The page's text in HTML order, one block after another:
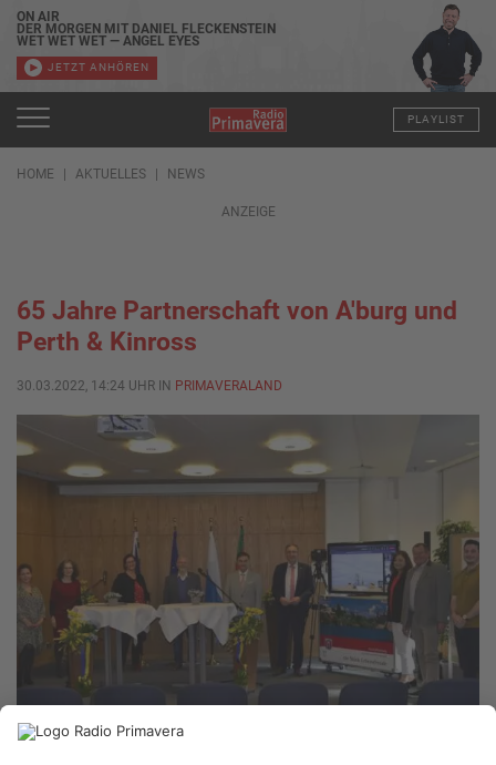
ON AIR
DER MORGEN MIT DANIEL FLECKENSTEIN
WET WET WET — ANGEL EYES
JETZT ANHÖREN
PLAYLIST
HOME AKTUELLES NEWS
ANZEIGE
65 Jahre Partnerschaft von A'burg und
Perth & Kinross
30.03.2022, 14:24 UHR IN PRIMAVERALAND